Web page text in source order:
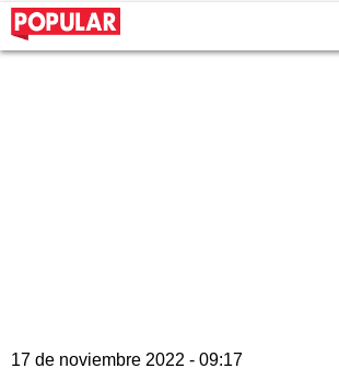
17 de noviembre 2022 - 09:17